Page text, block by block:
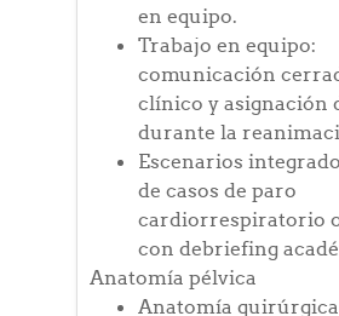
en equipo.
Trabajo en equipo:
comunicación
clínico y asignación
durante la
Escenarios
de casos de paro
cardiorrespiratorio
con debriefing
Anatomía pélvica
Anatomía